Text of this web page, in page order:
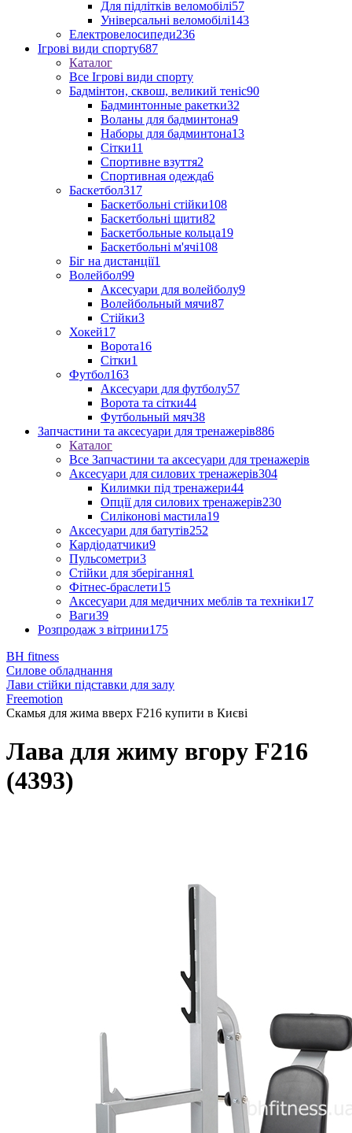
Для підлітків веломобілі57
Універсальні веломобілі143
Електровелосипеди236
Ігрові види спорту687
Каталог
Все Ігрові види спорту
Бадмінтон, сквош, великий теніс90
Бадминтонные ракетки32
Воланы для бадминтона9
Наборы для бадминтона13
Сітки11
Спортивне взуття2
Спортивная одежда6
Баскетбол317
Баскетбольні стійки108
Баскетбольні щити82
Баскетбольные кольца19
Баскетбольні м'ячі108
Біг на дистанції1
Волейбол99
Аксесуари для волейболу9
Волейбольный мячи87
Стійки3
Хокей17
Ворота16
Сітки1
Футбол163
Аксесуари для футболу57
Ворота та сітки44
Футбольный мяч38
Запчастини та аксесуари для тренажерів886
Каталог
Все Запчастини та аксесуари для тренажерів
Аксесуари для силових тренажерів304
Килимки під тренажери44
Опції для силових тренажерів230
Силіконові мастила19
Аксесуари для батутів252
Кардіодатчики9
Пульсометри3
Стійки для зберігання1
Фітнес-браслети15
Аксесуари для медичних меблів та техніки17
Ваги39
Розпродаж з вітрини175
BH fitness
Силове обладнання
Лави стійки підставки для залу
Freemotion
Скамья для жима вверх F216 купити в Києві
Лава для жиму вгору F216
(4393)